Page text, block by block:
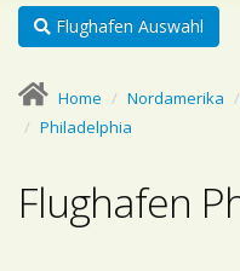
Flughafen Auswahl
Home Nordamerika
Philadelphia
Flughafen